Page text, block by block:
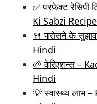
✅ परफेक्ट
Ki Sabzi
🍴 परोसने के
Hindi
🌱 वेरिएशन्स –
Hindi
💡 स्वास्थ्य लाभ